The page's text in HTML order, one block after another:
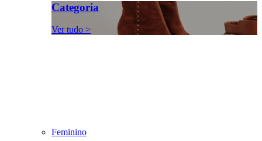
Categoria
Ver tudo >
Feminino